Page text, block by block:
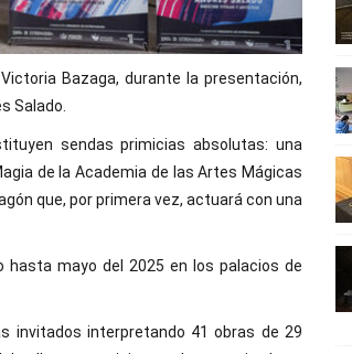
Bazaga, durante la presentación,
Salado.
sendas primicias absolutas: una
de la Academia de las Artes Mágicas
que, por primera vez, actuará con una
mayo del 2025 en los palacios de
invitados interpretando 41 obras de 29